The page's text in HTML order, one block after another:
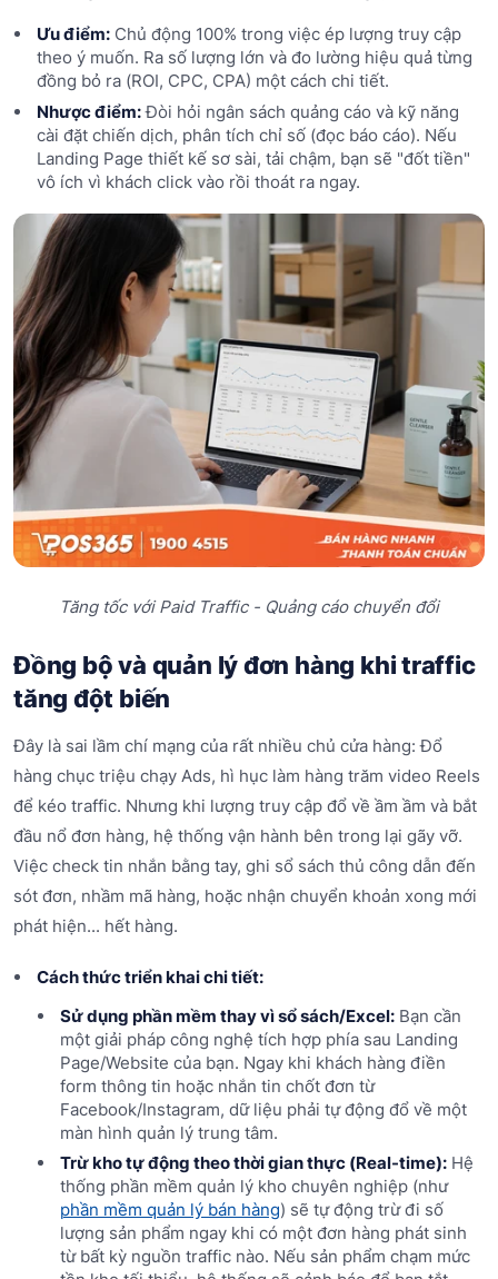
Ưu điểm:Chủ động 100% trong việc ép lượng truy cập
theo ý muốn. Ra số lượng lớn và đo lường hiệu quả từng
đồng bỏ ra (ROI, CPC, CPA) một cách chi tiết.
Nhược điểm:Đòi hỏi ngân sách quảng cáo và kỹ năng
cài đặt chiến dịch, phân tích chỉ số (đọc báo cáo). Nếu
Landing Page thiết kế sơ sài, tải chậm, bạn sẽ "đốt tiền"
vô ích vì khách click vào rồi thoát ra ngay.
Tăng tốc với Paid Traffic - Quảng cáo chuyển đổi
Đồng bộ và quản lý đơn hàng khi traffic
tăng đột biến
Đây là sai lầm chí mạng của rất nhiều chủ cửa hàng: Đổ
hàng chục triệu chạy Ads, hì hục làm hàng trăm video Reels
để kéo traffic. Nhưng khi lượng truy cập đổ về ầm ầm và bắt
đầu nổ đơn hàng, hệ thống vận hành bên trong lại gãy vỡ.
Việc check tin nhắn bằng tay, ghi sổ sách thủ công dẫn đến
sót đơn, nhầm mã hàng, hoặc nhận chuyển khoản xong mới
phát hiện... hết hàng.
Cách thức triển khai chi tiết:
Sử dụng phần mềm thay vì sổ sách/Excel:Bạn cần
một giải pháp công nghệ tích hợp phía sau Landing
Page/Website của bạn. Ngay khi khách hàng điền
form thông tin hoặc nhắn tin chốt đơn từ
Facebook/Instagram, dữ liệu phải tự động đổ về một
màn hình quản lý trung tâm.
Trừ kho tự động theo thời gian thực (Real-time):Hệ
thống phần mềm quản lý kho chuyên nghiệp (như
phần mềm quản lý bán hàng) sẽ tự động trừ đi số
lượng sản phẩm ngay khi có một đơn hàng phát sinh
từ bất kỳ nguồn traffic nào. Nếu sản phẩm chạm mức